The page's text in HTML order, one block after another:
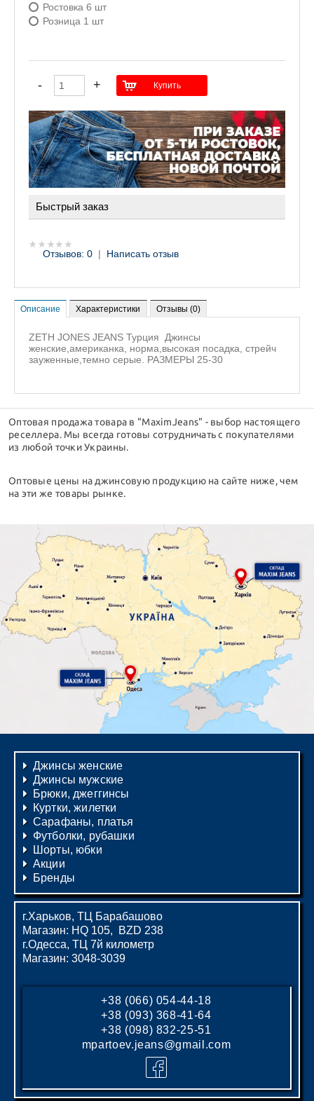
Ростовка 6 шт
Розница 1 шт
Быстрый заказ
Отзывов: 0 | Написать отзыв
Описание Характеристики Отзывы (0)
ZETH JONES JEANS Турция
Джинсы
женские,американка, норма,высокая посадка, стрейч
зауженные,темно серые. РАЗМЕРЫ 25-30
Оптовая продажа товара в "MaximJeans" - выбор настоящего
реселлера. Мы всегда готовы сотрудничать с покупателями
из любой точки Украины.
Оптовые цены на джинсовую продукцию на сайте ниже, чем
на эти же товары рынке.
Джинсы женские
Джинсы мужские
Брюки, джеггинсы
Куртки, жилетки
Сарафаны, платья
Футболки, рубашки
Шорты, юбки
Акции
Бренды
г.Харьков, ТЦ Барабашово
Магазин: HQ 105, BZD 238
г.Одесса, ТЦ 7й километр
Магазин: 3048-3039
+38 (066) 054-44-18
+38 (093) 368-41-64
+38 (098) 832-25-51
mpartoev.jeans@gmail.com